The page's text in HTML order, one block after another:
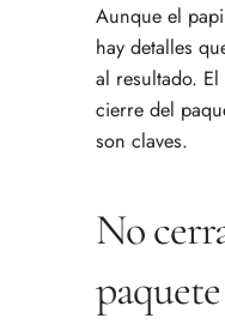
Aunque el
hay detalles
al resultado.
cierre del
son claves.
No
paquete